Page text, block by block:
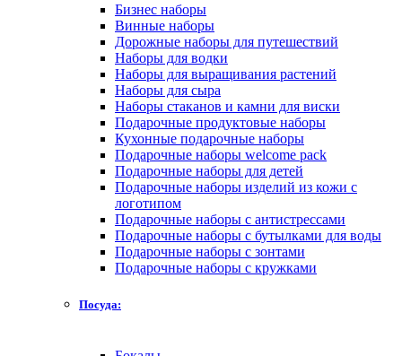
Бизнес наборы
Винные наборы
Дорожные наборы для путешествий
Наборы для водки
Наборы для выращивания растений
Наборы для сыра
Наборы стаканов и камни для виски
Подарочные продуктовые наборы
Кухонные подарочные наборы
Подарочные наборы welcome pack
Подарочные наборы для детей
Подарочные наборы изделий из кожи с
логотипом
Подарочные наборы с антистрессами
Подарочные наборы с бутылками для воды
Подарочные наборы с зонтами
Подарочные наборы с кружками
Посуда: